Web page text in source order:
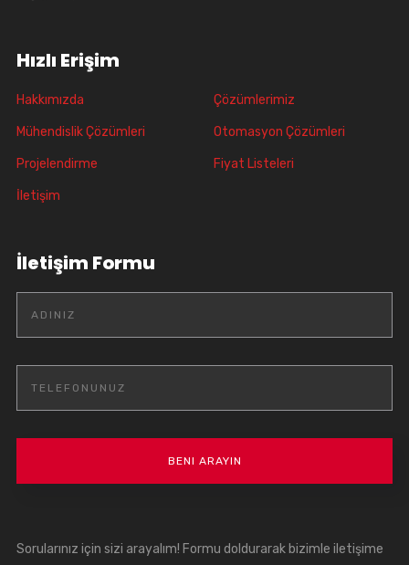
Hızlı Erişim
Hakkımızda Çözümlerimiz
Mühendislik Çözümleri Otomasyon Çözümleri
Projelendirme Fiyat Listeleri
İletişim
İletişim Formu
Sorularınız için sizi arayalım! Formu doldurarak bizimle iletişime